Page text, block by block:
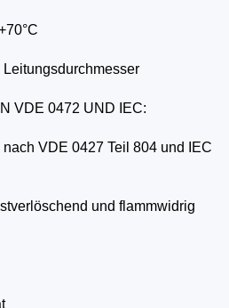
VDE 0472 UND IEC:
VDE 0427 Teil 804 und IEC
und flammwidrig